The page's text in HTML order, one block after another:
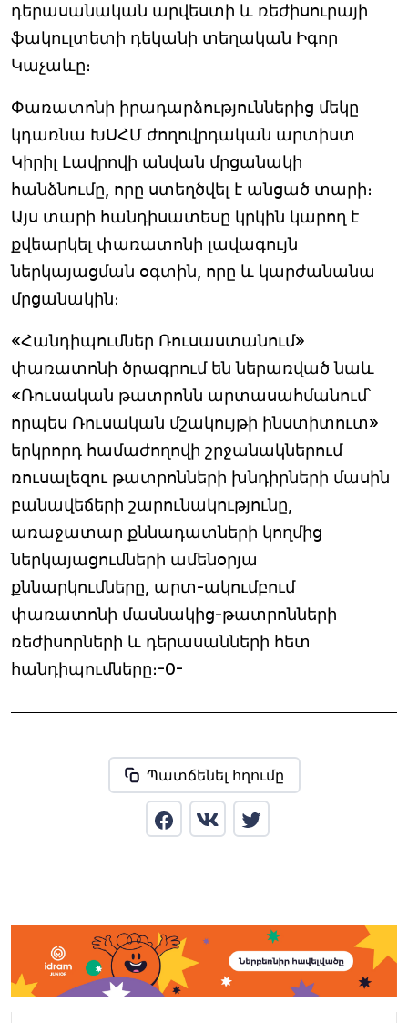
դերասանական արվեստի և ռեժիսուրայի
ֆակուլտետի դեկանի տեղական Իգոր
Կաչաևը։
Փառատոնի իրադարձություններից մեկը
կդառնա ԽՍՀՄ ժողովրդական արտիստ
Կիրիլ Լավրովի անվան մրցանակի
հանձնումը, որը ստեղծվել է անցած տարի։
Այս տարի հանդիսատեսը կրկին կարող է
քվեարկել փառատոնի լավագույն
ներկայացման օգտին, որը և կարժանանա
մրցանակին։
«Հանդիպումներ Ռուսաստանում»
փառատոնի ծրագրում են ներառված նաև
«Ռուսական թատրոնն արտասահմանում՝
որպես Ռուսական մշակույթի ինստիտուտ»
երկրորդ համաժողովի շրջանակներում
ռուսալեզու թատրոնների խնդիրների մասին
բանավեճերի շարունակությունը,
առաջատար քննադատների կողմից
ներկայացումների ամենօրյա
քննարկումները, արտ-ակումբում
փառատոնի մասնակից-թատրոնների
ռեժիսորների և դերասանների հետ
հանդիպումները։-0-
Պատճենել հղումը